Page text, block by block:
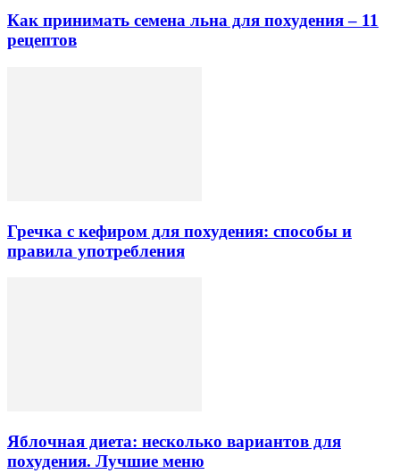
Как принимать семена льна для похудения – 11
рецептов
Гречка с кефиром для похудения: способы и
правила употребления
Яблочная диета: несколько вариантов для
похудения. Лучшие меню